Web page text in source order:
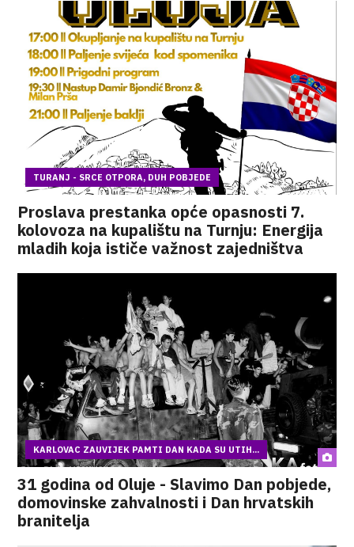
TURANJ - SRCE OTPORA, DUH POBJEDE
Proslava prestanka opće opasnosti 7.
kolovoza na kupalištu na Turnju: Energija
mladih koja ističe važnost zajedništva
KARLOVAC ZAUVIJEK PAMTI DAN KADA SU UTIH...
31 godina od Oluje - Slavimo Dan pobjede,
domovinske zahvalnosti i Dan hrvatskih
branitelja